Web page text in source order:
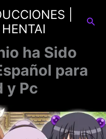
|
ha Sido
para
y Pc